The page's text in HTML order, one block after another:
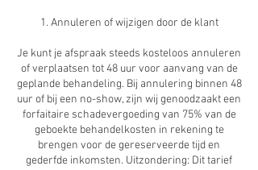
1. Annuleren of wijzigen door de klant
Je kunt je afspraak steeds kosteloos annuleren
of verplaatsen tot 48 uur voor aanvang van de
geplande behandeling. Bij annulering binnen 48
uur of bij een no-show, zijn wij genoodzaakt een
forfaitaire schadevergoeding van 75% van de
geboekte behandelkosten in rekening te
brengen voor de gereserveerde tijd en
gederfde inkomsten. Uitzondering: Dit tarief